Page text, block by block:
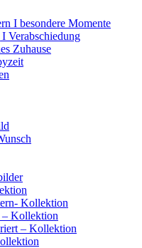
I besondere Momente
Verabschiedung
Zuhause
Kollektion
Kollektion
– Kollektion